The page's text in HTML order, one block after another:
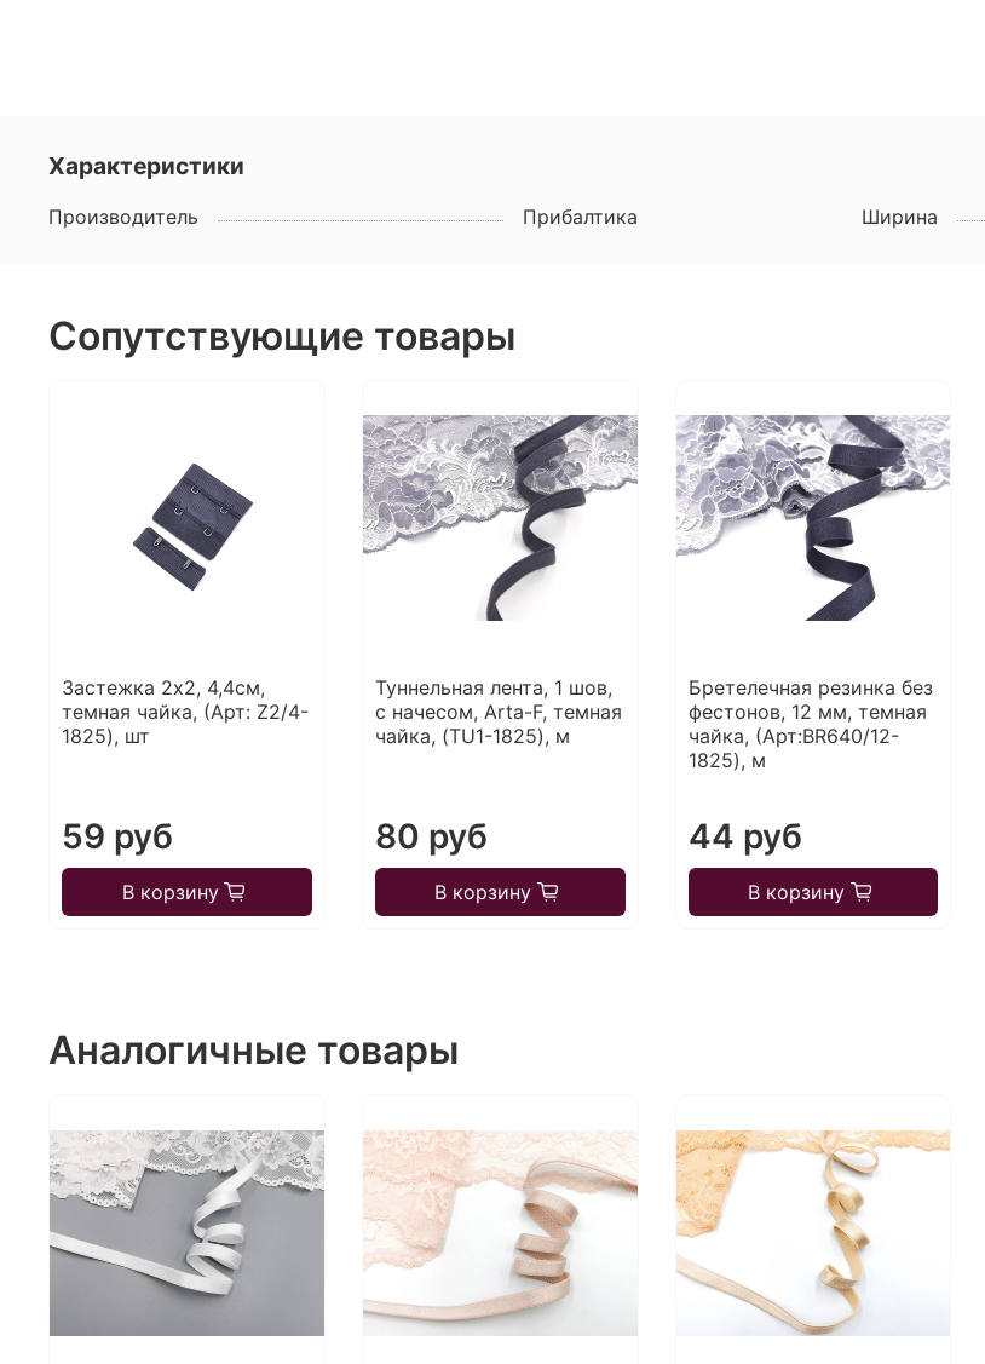
Характеристики
Производитель Прибалтика Ширина
Сопутствующие товары
Застежка 2х2, 4,4см,
темная чайка, (Арт: Z2/4-
1825), шт
59 руб
В корзину
Туннельная лента, 1 шов,
с начесом, Arta-F, темная
чайка, (TU1-1825), м
80 руб
В корзину
Бретелечная резинка без
фестонов, 12 мм, темная
чайка, (Арт:BR640/12-
1825), м
44 руб
В корзину
Аналогичные товары